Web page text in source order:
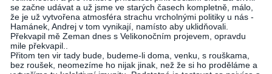
se začne udávat a už jsme ve starých časech kompletně, málo,
že je už vytvořena atmosféra strachu vrcholnými politiky u nás -
Hamánek, Andrej v tom vynikají, namísto aby uklidňovali.
Překvapil mě Zeman dnes s Velikonočním projevem, opravdu
mile překvapil..
Přitom ten vir tady bude, budeme-li doma, venku, s rouškama,
bez roušek, neomezíme ho nijak jinak, než že si ho proděláme a